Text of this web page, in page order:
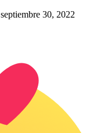
septiembre 30, 2022